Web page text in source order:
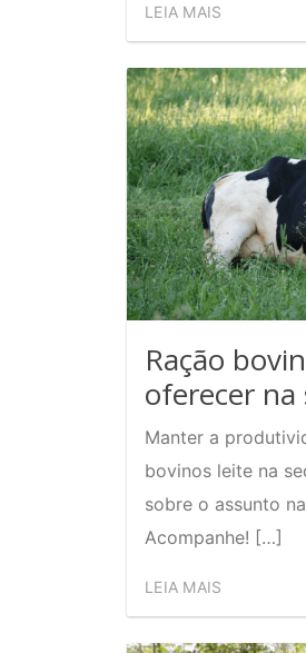
LEIA MAIS
Ração
oferecer na
Manter a
bovinos leite na
sobre o assunto
Acompanhe! […]
LEIA MAIS